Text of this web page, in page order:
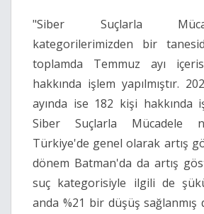
"Siber Suçlarla
kategorilerimizden bir
toplamda Temmuz ayı
hakkında işlem yapılmıştır.
ayında ise 182 kişi hakkında
Siber Suçlarla Mücadele
Türkiye'de genel olarak artış
dönem Batman'da da artış
suç kategorisiyle ilgili de
anda %21 bir düşüş sağlanmış